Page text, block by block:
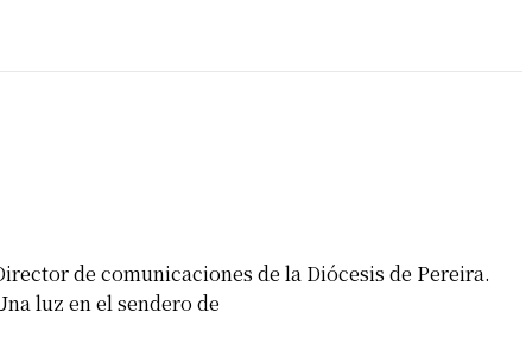
de comunicaciones de la Diócesis de Pereira.
luz en el sendero de